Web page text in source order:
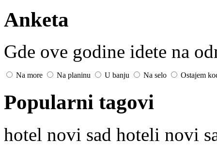
Anketa
Gde ove godine idete na
Na more Na planinu U banju Na selo Ostajem
Popularni tagovi
hotel novi sad hoteli novi